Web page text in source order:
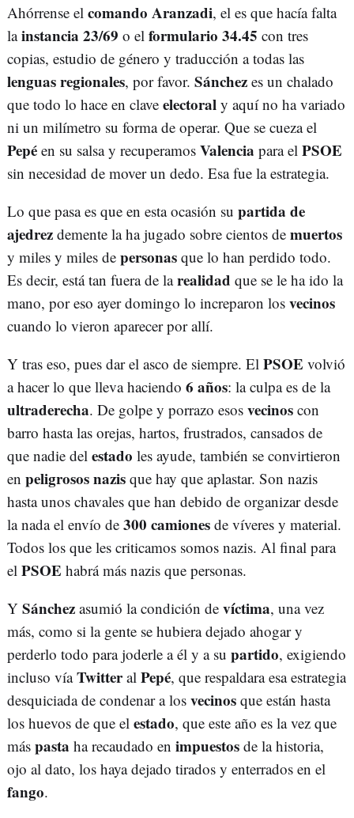
Ahórrense el comando Aranzadi, el es que hacía falta
lainstancia 23/69 o el formulario 34.45 con tres
copias, estudio de género y traducción a todas las
lenguas regionales, por favor. Sánchez es un chalado
que todo lo hace en clave electoral y aquí no ha variado
ni un milímetro su forma de operar. Que se cueza el
Pepé en su salsa y recuperamos Valencia para el PSOE
sin necesidad de mover un dedo. Esa fue la estrategia.
Lo que pasa es que en esta ocasión su partida de
ajedrez demente la ha jugado sobre cientos de muertos
y miles y miles de personas que lo han perdido todo.
Es decir, está tan fuera de larealidad que se le ha ido la
mano, por eso ayer domingo lo increparon los vecinos
cuando lo vieron aparecer por allí.
Y tras eso, pues dar el asco de siempre. El PSOE volvió
a hacer lo que lleva haciendo 6 años: la culpa es de la
ultraderecha. De golpe y porrazo esos vecinos con
barro hasta las orejas, hartos, frustrados, cansados de
que nadie del estado les ayude, también se convirtieron
en peligrosos nazis que hay que aplastar. Son nazis
hasta unos chavales que han debido de organizar desde
la nada el envío de 300 camiones de víveres y material.
Todos los que les criticamos somos nazis. Al final para
el PSOE habrá más nazis que personas.
Y Sánchez asumió la condición de víctima, una vez
más, como si la gente se hubiera dejado ahogar y
perderlo todo para joderle a él y a su partido, exigiendo
incluso víaTwitteral Pepé, que respaldara esa estrategia
desquiciada de condenar a los vecinos que están hasta
los huevos de que el estado, que este año es la vez que
más pasta ha recaudado en impuestos de la historia,
ojo al dato, los haya dejado tirados y enterrados en el
fango.